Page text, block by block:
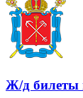
Ж/д билеты